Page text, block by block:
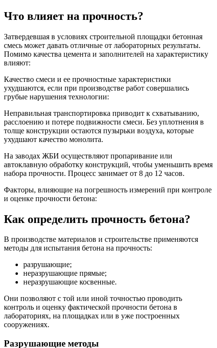
Что влияет на прочность?
Затвердевшая в условиях строительной площадки бетонная
смесь может давать отличные от лабораторных результаты.
Помимо качества цемента и заполнителей на характеристику
влияют:
Качество смеси и ее прочностные характеристики
ухудшаются, если при производстве работ совершались
грубые нарушения технологии:
Неправильная транспортировка приводит к схватыванию,
расслоению и потере подвижности смеси. Без уплотнения в
толще конструкции остаются пузырьки воздуха, которые
ухудшают качество монолита.
На заводах ЖБИ осуществляют пропаривание или
автоклавную обработку конструкций, чтобы уменьшить время
набора прочности. Процесс занимает от 8 до 12 часов.
Факторы, влияющие на погрешность измерений при контроле
и оценке прочности бетона:
Как определить прочность бетона?
В производстве материалов и строительстве применяются
методы для испытания бетона на прочность:
разрушающие;
неразрушающие прямые;
неразрушающие косвенные.
Они позволяют с той или иной точностью проводить
контроль и оценку фактической прочности бетона в
лабораториях, на площадках или в уже построенных
сооружениях.
Разрушающие методы